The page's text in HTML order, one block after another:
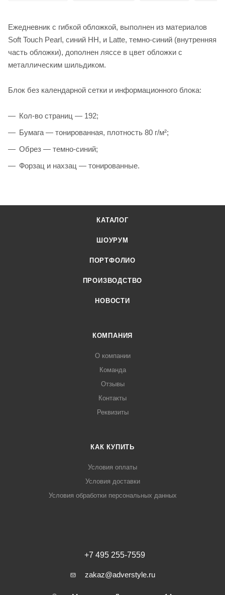
Ежедневник с гибкой обложкой, выполнен из материалов
Soft Touch Pearl, синий НН, и Latte, темно-синий (внутренняя
часть обложки), дополнен ляссе в цвет обложки с
металлическим шильдиком.
Блок без календарной сетки и информационного блока:
Кол-во страниц — 192;
Бумага — тонированная, плотность 80 г/м²;
Обрез — темно-синий;
Форзац и нахзац — тонированные.
КАТАЛОГ
ШОУРУМ
ПОРТФОЛИО
ПРОИЗВОДСТВО
НОВОСТИ
КОМПАНИЯ
О компании
Команда
Отзывы
Контакты
Реквизиты
КАК КУПИТЬ
Условия оплаты
Условия доставки
Условия обработки персональных данных
+7 495 255-7559
zakaz@adverstyle.ru